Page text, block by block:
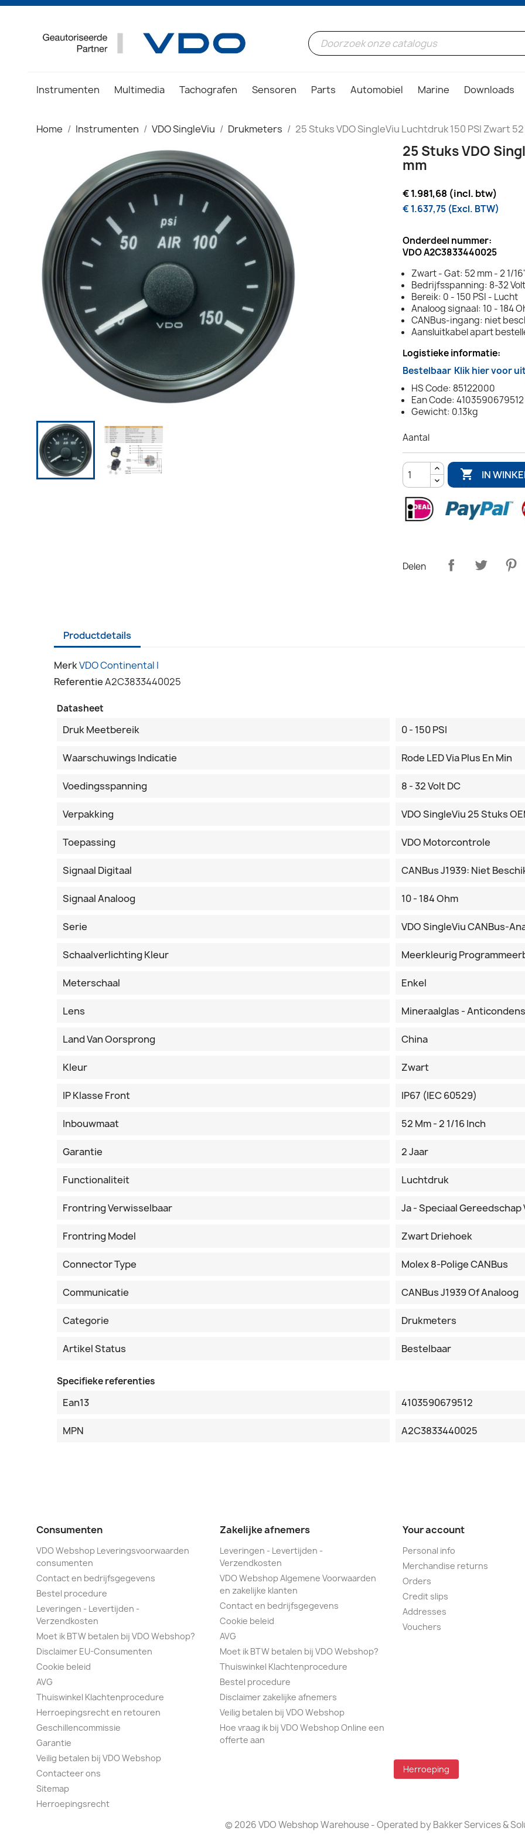
Instrumenten Multimedia Tachografen Sensoren Parts Automobiel Marine Downloads
Home Instrumenten VDO SingleViu Drukmeters 25 Stuks VDO SingleViu Luchtdruk 150 PSI Zwart
25 Stuks VDO
mm
€ 1.981,68 (incl. btw)
€ 1.637,75 (Excl. BTW)
Onderdeel nummer:
VDO A2C3833440025
Zwart - Gat: 52 mm - 2 1/
Bedrijfsspanning: 8-32
Bereik: 0 - 150 PSI - Lucht
Analoog signaal: 10 - 184
CANBus-ingang: niet
Aansluitkabel apart
Logistieke informatie:
Bestelbaar Klik hier voor
HS Code: 85122000
Ean Code: 4103590679512
Gewicht: 0.13kg
Aantal
 IN
Delen
Productdetails
MerkVDO Continental I
ReferentieA2C3833440025
Datasheet
Druk Meetbereik 0 - 150 PSI
Waarschuwings Indicatie Rode LED Via Plus En Min
Voedingsspanning 8 - 32 Volt DC
Verpakking VDO SingleViu 25 Stuks
Toepassing VDO Motorcontrole
Signaal Digitaal CANBus J1939: Niet
Signaal Analoog 10 - 184 Ohm
Serie VDO SingleViu CANBus-
Schaalverlichting Kleur Meerkleurig
Meterschaal Enkel
Lens Mineraalglas - Anticondens
Land Van Oorsprong China
Kleur Zwart
IP Klasse Front IP67 (IEC 60529)
Inbouwmaat 52 Mm - 2 1/16 Inch
Garantie 2 Jaar
Functionaliteit Luchtdruk
Frontring Verwisselbaar Ja - Speciaal Gereedschap
Frontring Model Zwart Driehoek
Connector Type Molex 8-Polige CANBus
Communicatie CANBus J1939 Of Analoog
Categorie Drukmeters
Artikel Status Bestelbaar
Specifieke referenties
Ean13 4103590679512
MPN A2C3833440025
Consumenten
VDO Webshop Leveringsvoorwaarden
consumenten
Contact en bedrijfsgegevens
Bestel procedure
Leveringen - Levertijden -
Verzendkosten
Moet ik BTW betalen bij VDO Webshop?
Disclaimer EU-Consumenten
Cookie beleid
AVG
Thuiswinkel Klachtenprocedure
Herroepingsrecht en retouren
Geschillencommissie
Garantie
Veilig betalen bij VDO Webshop
Contacteer ons
Sitemap
Herroepingsrecht
Zakelijke afnemers
Leveringen - Levertijden -
Verzendkosten
VDO Webshop Algemene Voorwaarden
en zakelijke klanten
Contact en bedrijfsgegevens
Cookie beleid
AVG
Moet ik BTW betalen bij VDO Webshop?
Thuiswinkel Klachtenprocedure
Bestel procedure
Disclaimer zakelijke afnemers
Veilig betalen bij VDO Webshop
Hoe vraag ik bij VDO Webshop Online een
offerte aan
Your account
Personal info
Merchandise returns
Orders
Credit slips
Addresses
Vouchers
Herroeping
© 2026 VDO Webshop Warehouse - Operated by Bakker Services &